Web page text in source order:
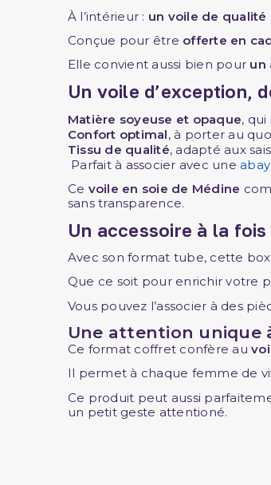
À l’intérieur : un voile de qualité
Conçue pour être offerte en
Elle convient aussi bien pour un
Un voile d’exception,
Matière soyeuse et opaque, qui
Confort optimal, à porter au
Tissu de qualité, adapté aux
Parfait à associer avec une
Ce voile en soie de Médine
sans transparence.
Un accessoire à la
Avec son format tube, cette
Que ce soit pour enrichir votre
Vous pouvez l’associer à des
Une attention unique
Ce format coffret confère au
Il permet à chaque femme de
Ce produit peut aussi
un petit geste attentioné.